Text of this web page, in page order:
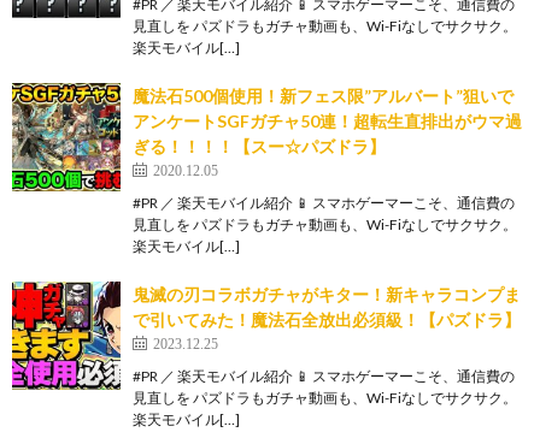
#PR ／ 楽天モバイル紹介 📱 スマホゲーマーこそ、通信費の
見直しを パズドラもガチャ動画も、Wi-Fiなしでサクサク。
楽天モバイル[…]
魔法石500個使用！新フェス限”アルバート”狙いで
アンケートSGFガチャ50連！超転生直排出がウマ過
ぎる！！！！【スー☆パズドラ】
2020.12.05
#PR ／ 楽天モバイル紹介 📱 スマホゲーマーこそ、通信費の
見直しを パズドラもガチャ動画も、Wi-Fiなしでサクサク。
楽天モバイル[…]
鬼滅の刃コラボガチャがキター！新キャラコンプま
で引いてみた！魔法石全放出必須級！【パズドラ】
2023.12.25
#PR ／ 楽天モバイル紹介 📱 スマホゲーマーこそ、通信費の
見直しを パズドラもガチャ動画も、Wi-Fiなしでサクサク。
楽天モバイル[…]